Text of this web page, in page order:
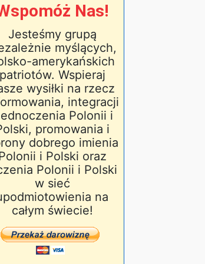
Nas!
Jesteśmy grupą
myślących,
amerykańskich
patriotów. Wspieraj
wysiłki na rzecz
integracji
Polonii i
promowania i
dobrego imienia
i Polski oraz
Polonii i Polski
w sieć
na
całym świecie!